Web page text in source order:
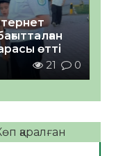
өтті
21 0
қаралған